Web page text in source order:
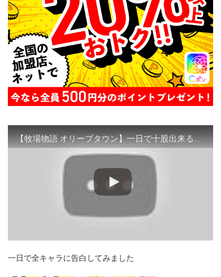
【牧場物語 オリーブタウン】一日で十股出来るゲーム【告白タイムアタック】【Switch】
一日で全キャラに告白してみました